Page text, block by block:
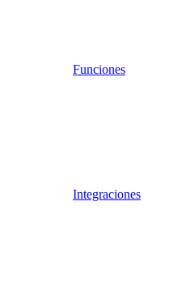
Funciones
Integraciones